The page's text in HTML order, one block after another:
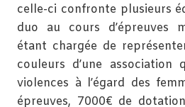
celle-ci confronte plusieurs
duo au cours d’épreuves
étant chargée de
couleurs d’une
violences à l’égard des
épreuves, 7000€ de